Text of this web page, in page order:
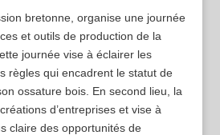
bretonne, organise une journée
et outils de production de la
journée vise à éclairer les
règles qui encadrent le statut de
ossature bois. En second lieu, la
d’entreprises et vise à
claire des opportunités de